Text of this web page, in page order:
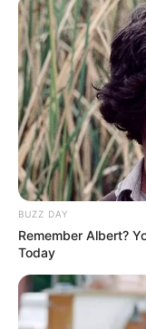
BUZZ DAY
Remember Albert?
Today